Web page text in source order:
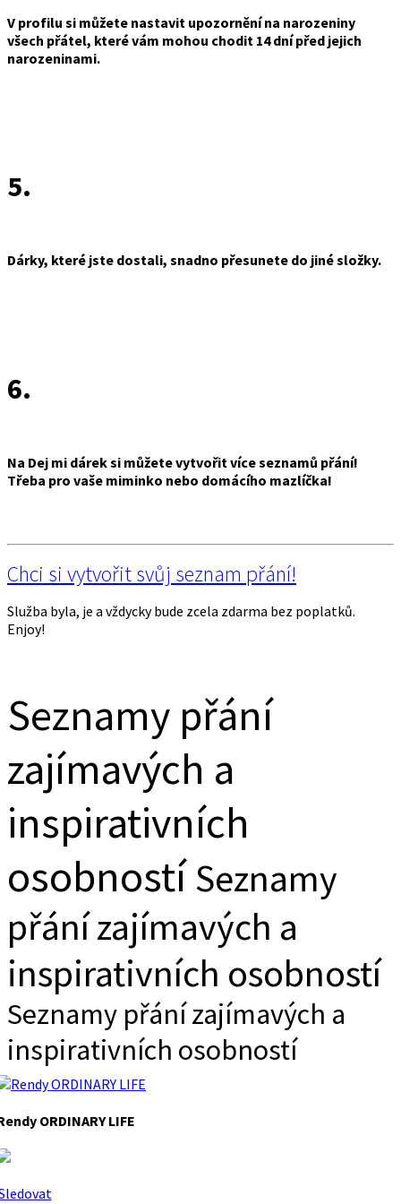
V profilu si můžete nastavit upozornění na narozeniny
všech přátel, které vám mohou chodit 14 dní před jejich
narozeninami.
5.
Dárky, které jste dostali, snadno přesunete do jiné složky.
6.
Na Dej mi dárek si můžete vytvořit více seznamů přání!
Třeba pro vaše miminko nebo domácího mazlíčka!
Chci si vytvořit svůj seznam přání!
Služba byla, je a vždycky bude zcela zdarma bez poplatků.
Enjoy!
Seznamy přání
zajímavých a
inspirativních
osobnostíSeznamy
přání zajímavých a
inspirativních osobností
Seznamy přání zajímavých a
inspirativních osobností
ORDINARY LIFE